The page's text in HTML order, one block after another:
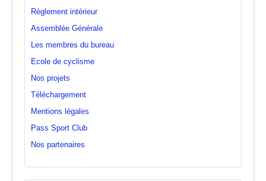
Règlement intérieur
Assemblée Générale
Les membres du bureau
Ecole de cyclisme
Nos projets
Téléchargement
Mentions légales
Pass Sport Club
Nos partenaires